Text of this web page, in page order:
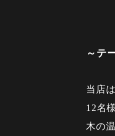
～テ
当店
12名
木の